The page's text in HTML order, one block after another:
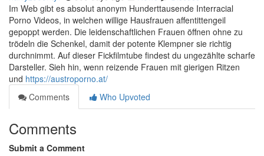
Im Web gibt es absolut anonym Hunderttausende Interracial
Porno Videos, in welchen willige Hausfrauen affentittengeil
gepoppt werden. Die leidenschaftlichen Frauen öffnen ohne zu
trödeln die Schenkel, damit der potente Klempner sie richtig
durchnimmt. Auf dieser Fickfilmtube findest du ungezählte scharfe
Darsteller. Sieh hin, wenn reizende Frauen mit gierigen Ritzen
und https://austroporno.at/
Comments
Who Upvoted
Comments
Submit a Comment